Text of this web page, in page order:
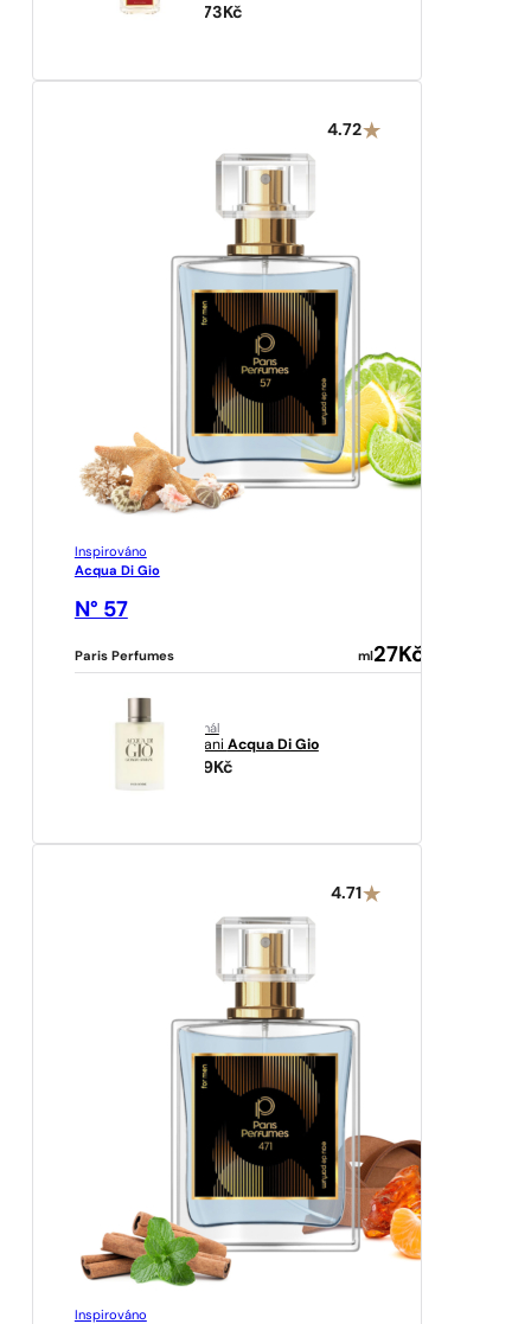
10273Kč
4.72
Inspirováno
Acqua Di Gio
N° 57
Paris Perfumes ml 27Kč
originál
Armani Acqua Di Gio
2109Kč
4.71
Inspirováno